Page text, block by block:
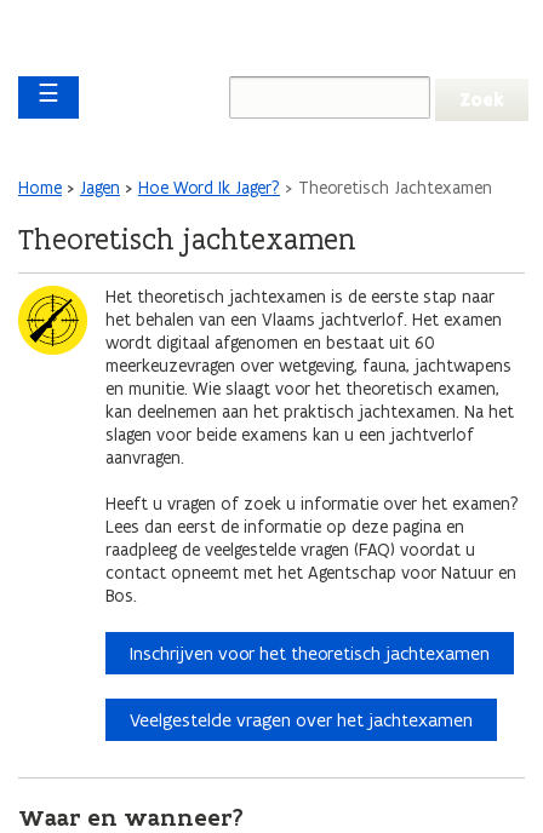
gaan
Main navigation
☰
Kruimelpad
Home Jagen Hoe Word Ik Jager? Theoretisch Jachtexamen
Theoretisch jachtexamen
AfbeeldingHet theoretisch jachtexamen is de eerste stap naar
het behalen van een Vlaams jachtverlof. Het examen
wordt digitaal afgenomen en bestaat uit 60
meerkeuzevragen over wetgeving, fauna, jachtwapens
en munitie. Wie slaagt voor het theoretisch examen,
kan deelnemen aan het praktisch jachtexamen. Na het
slagen voor beide examens kan u een jachtverlof
aanvragen.
Heeft u vragen of zoek u informatie over het examen?
Lees dan eerst de informatie op deze pagina en
raadpleeg de veelgestelde vragen (FAQ) voordat u
contact opneemt met het Agentschap voor Natuur en
Bos.
Inschrijven voor het theoretisch jachtexamen
Veelgestelde vragen over het jachtexamen
Waar en wanneer?